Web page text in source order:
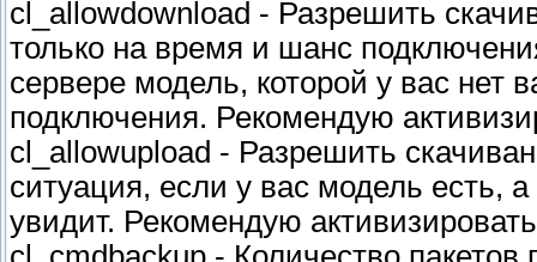
cl_allowdownload - Разрешить
только на время и шанс
сервере модель, которой у вас нет
подключения. Рекомендую
cl_allowupload - Разрешить
ситуация, если у вас модель есть,
увидит. Рекомендую